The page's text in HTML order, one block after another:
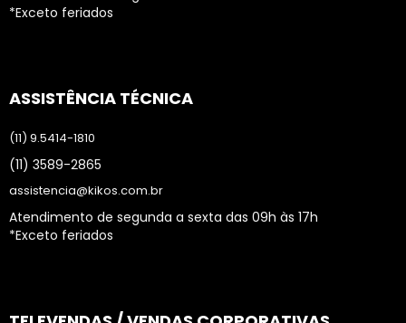
*Exceto feriados
ASSISTÊNCIA TÉCNICA
(11) 9.5414-1810
(11) 3589-2865
assistencia@kikos.com.br
Atendimento de segunda a sexta das 09h às 17h
*Exceto feriados